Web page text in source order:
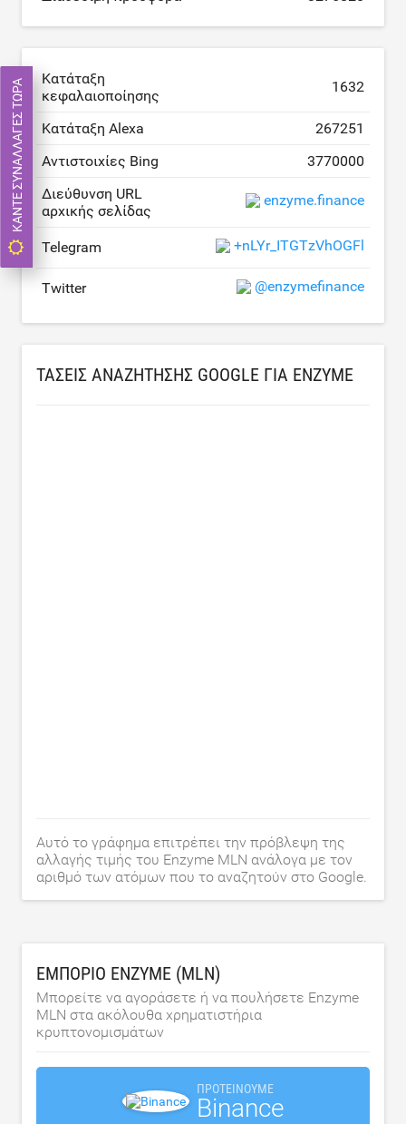
Κατάταξη
κεφαλαιοποίησης
1632
Κατάταξη Alexa
267251
Αντιστοιχίες Bing
3770000
Διεύθυνση URL
αρχικής σελίδας
enzyme.finance
Telegram +nLYr_ITGTzVhOGFl
Twitter @enzymefinance
ΤΆΣΕΙΣ ΑΝΑΖΉΤΗΣΗΣ GOOGLE ΓΙΑ ENZYME
Αυτό το γράφημα επιτρέπει την πρόβλεψη της
αλλαγής τιμής του Enzyme MLN ανάλογα με τον
αριθμό των ατόμων που το αναζητούν στο Google.
ΕΜΠΌΡΙΟ ENZYME (MLN)
Μπορείτε να αγοράσετε ή να πουλήσετε Enzyme
MLN στα ακόλουθα χρηματιστήρια
κρυπτονομισμάτων
ΠΡΟΤΕΊΝΟΥΜΕ
Binance
ΚΆΝΤΕ ΣΥΝΑΛΛΑΓΈΣ ΤΏΡΑ